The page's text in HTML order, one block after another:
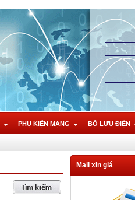
PHỤ KIỆN MẠNG BỘ LƯU ĐIỆN
Mail xin giá